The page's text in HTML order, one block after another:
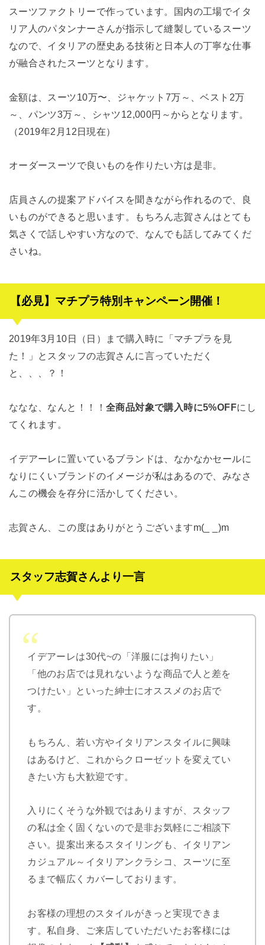
スーツファクトリーで作っています。国内の工場でイタ
リア人のパタンナーさんが指示して縫製しているスーツ
なので、イタリアの歴史ある技術と日本人の丁寧な仕事
が融合されたスーツとなります。
金額は、スーツ10万〜、ジャケット7万～、ベスト2万
～、パンツ3万～、シャツ12,000円～からとなります。
（2019年2月12日現在）
オーダースーツで良いものを作りたい方は是非。
店員さんの提案アドバイスを聞きながら作れるので、良
いものができると思います。もちろん志賀さんはとても
気さくで話しやすい方なので、なんでも話してみてくだ
さいね。
【必見】マチプラ特別キャンペーン開催！
2019年3月10日（日）まで購入時に「マチプラを見
た！」とスタッフの志賀さんに言っていただく
と、、、？！
ななな、なんと！！！ 全商品対象で購入時に5%OFFにし
てくれます。
イデアーレに置いているブランドは、なかなかセールに
なりにくいブランドのイメージが私はあるので、みなさ
んこの機会を存分に活かしてください。
志賀さん、この度はありがとうございますm(_ _)m
スタッフ志賀さんより一言
イデアーレは30代~の「洋服には拘りたい」
「他のお店では見れないような商品で人と差を
つけたい」といった紳士にオススメのお店で
す。
もちろん、若い方やイタリアンスタイルに興味
はあるけど、これからクローゼットを変えてい
きたい方も大歓迎です。
入りにくそうな外観ではありますが、スタッフ
の私は全く固くないので是非お気軽にご相談下
さい。提案出来るスタイリングも、イタリアン
カジュアル～イタリアンクラシコ、スーツに至
るまで幅広くカバーしております。
お客様の理想のスタイルがきっと実現できま
す。私自身、ご来店していただいたお客様には